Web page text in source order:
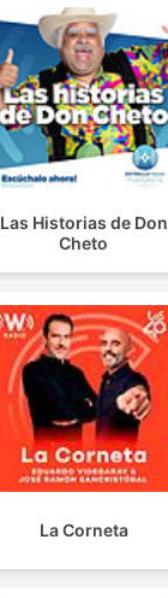
Las Historias de Don
Cheto
La Corneta